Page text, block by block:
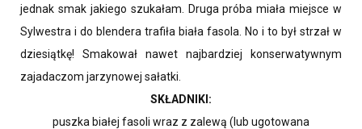
jednak smak jakiego szukałam. Druga próba miała miejsce w
Sylwestra i do blendera trafiła biała fasola. No i to był strzał w
dziesiątkę! Smakował nawet najbardziej konserwatywnym
zajadaczom jarzynowej sałatki.
SKŁADNIKI:
puszka białej fasoli wraz z zalewą (lub ugotowana